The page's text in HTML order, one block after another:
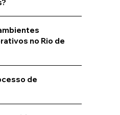
no Rio de
de